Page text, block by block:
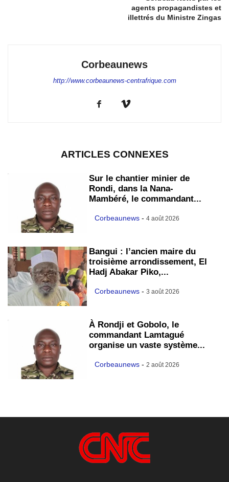
agents propagandistes et
illettrés du Ministre Zingas
Corbeaunews
http://www.corbeaunews-centrafrique.com
ARTICLES CONNEXES
Sur le chantier minier de
Rondi, dans la Nana-
Mambéré, le commandant...
Corbeaunews - 4 août 2026
Bangui : l’ancien maire du
troisième arrondissement, El
Hadj Abakar Piko,...
Corbeaunews - 3 août 2026
À Rondji et Gobolo, le
commandant Lamtagué
organise un vaste système...
Corbeaunews - 2 août 2026